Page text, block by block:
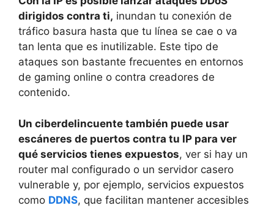
dirigidos contra ti, inundan tu conexión de
tráfico basura hasta que tu línea se cae o va
tan lenta que es inutilizable. Este tipo de
ataques son bastante frecuentes en entornos
de gaming online o contra creadores de
contenido.
Un ciberdelincuente también puede usar
escáneres de puertos contra tu IP para ver
qué servicios tienes expuestos, ver si hay un
router mal configurado o un servidor casero
vulnerable y, por ejemplo, servicios expuestos
como DDNS, que facilitan mantener accesibles